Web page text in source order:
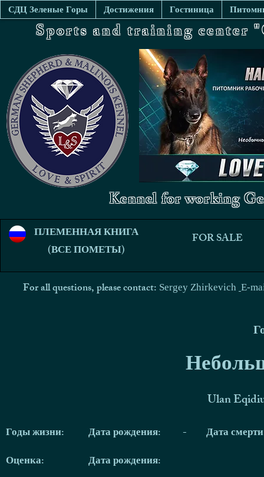
СДЦ Зеленые Горы Достижения Гостиница
Sports and training center
Kennel for working
ПЛЕМЕННАЯ КНИГА
(ВСЕ ПОМЕТЫ)
FOR SALE
For all questions, please contact: Sergey Zhirkevich E-
Ulan
Годы жизни:
Оценка:
Дата рождения: -
Дата
Дата рождения: